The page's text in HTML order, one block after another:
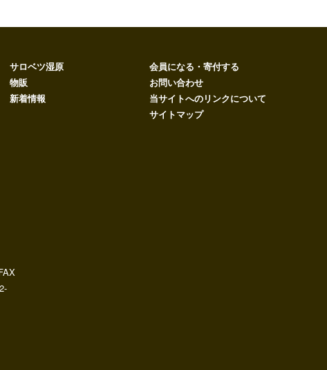
サロベツ湿原
物販
新着情報
会員になる・寄付する
お問い合わせ
当サイトへのリンクについて
サイトマップ